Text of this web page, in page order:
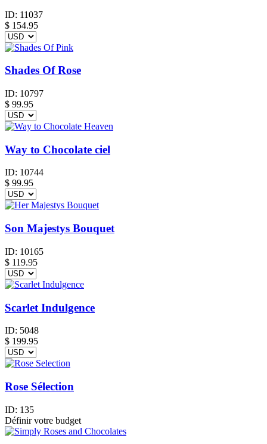
ID: 11037
$ 154.95
Shades Of Rose
ID: 10797
$ 99.95
Way to Chocolate ciel
ID: 10744
$ 99.95
Son Majestys Bouquet
ID: 10165
$ 119.95
Scarlet Indulgence
ID: 5048
$ 199.95
Rose Sélection
ID: 135
Définir votre budget